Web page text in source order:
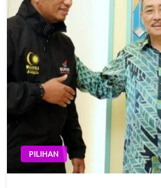
PILIHAN